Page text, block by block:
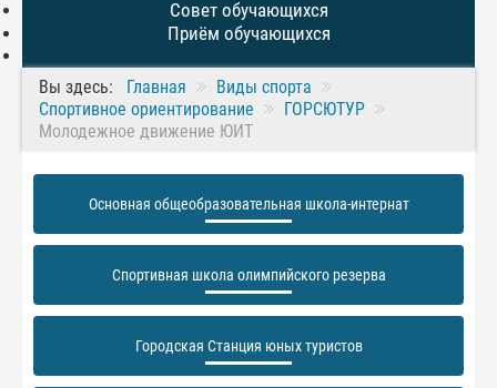
Совет обучающихся
Приём обучающихся
Вы здесь: Главная
Виды спорта
Спортивное ориентирование
ГОРСЮТУР
Молодежное движение ЮИТ
Основная общеобразовательная школа-интернат
Спортивная школа олимпийского резерва
Городская Станция юных туристов